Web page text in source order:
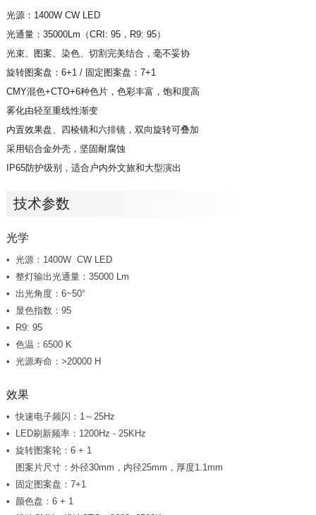
光源：1400W CW LED
光通量：35000Lm（CRI: 95，R9: 95）
光束、图案、染色、切割完美结合，毫不妥协
旋转图案盘：6+1 / 固定图案盘：7+1
CMY混色+CTO+6种色片，色彩丰富，饱和度高
雾化由轻至重线性渐变
内置效果盘、四棱镜和六排镜，双向旋转可叠加
采用铝合金外壳，坚固耐腐蚀
IP65防护级别，适合户内外文旅和大型演出
技术参数
光学
光源：1400W CW LED
整灯输出光通量：35000 Lm
出光角度：6~50°
显色指数：95
R9: 95
色温：6500 K
光源寿命：>20000 H
效果
快速电子频闪：1～25Hz
LED刷新频率：1200Hz - 25KHz
旋转图案轮：6 + 1
图案片尺寸：外径30mm，内径25mm，厚度1.1mm
固定图案盘：7+1
颜色盘：6 + 1